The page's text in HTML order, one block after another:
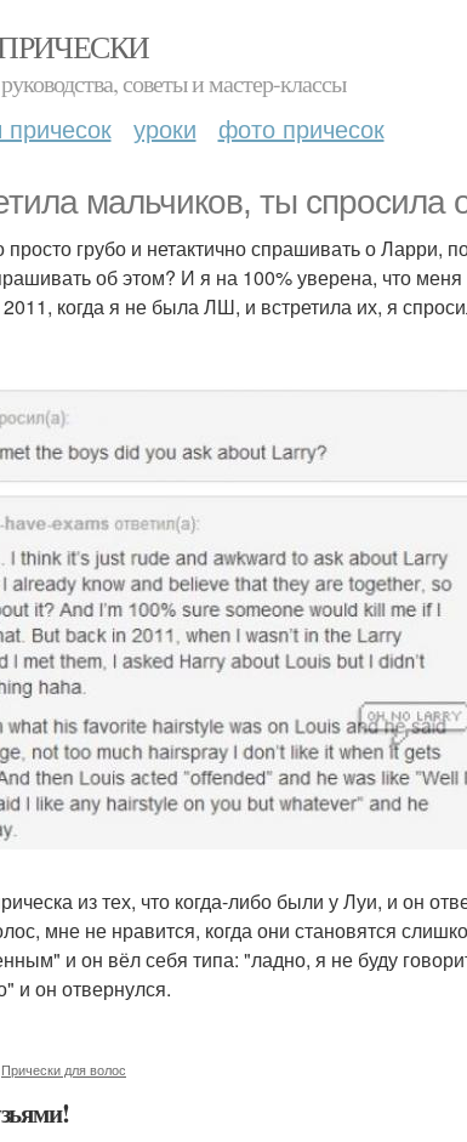
советы и мастер-классы
уроки фото причесок
мальчиков, ты спросила
просто грубо и нетактично спрашивать о
об этом? И я на 100% уверена, что
когда я не была ЛШ, и встретила их, я
из тех, что когда-либо были у Луи, и он
мне не нравится, когда они становятся
и он вёл себя типа: "ладно, я не буду
и он отвернулся.
Прически для волос